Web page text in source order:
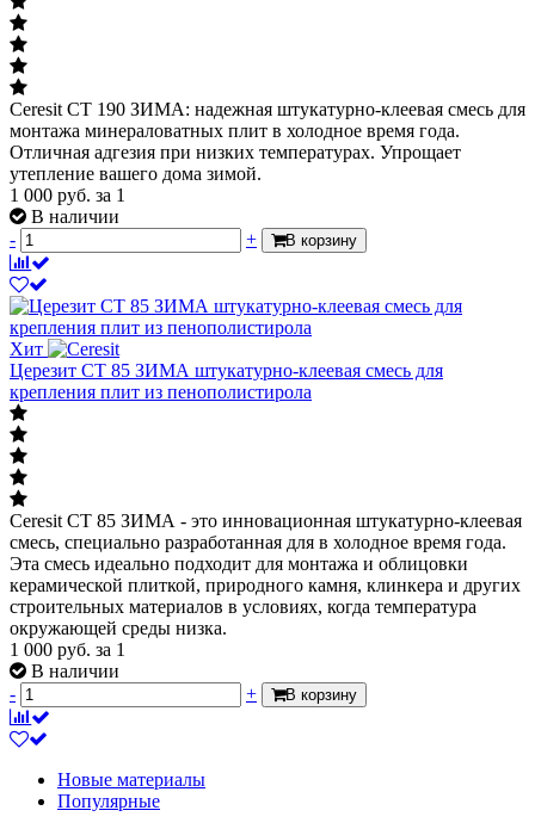
Ceresit CT 190 ЗИМА: надежная штукатурно-клеевая смесь для
монтажа минераловатных плит в холодное время года.
Отличная адгезия при низких температурах. Упрощает
утепление вашего дома зимой.
1 000 руб. за 1
В наличии
-
+ В корзину
Хит
Церезит СТ 85 ЗИМА штукатурно-клеевая смесь для
крепления плит из пенополистирола
Ceresit CT 85 ЗИМА - это инновационная штукатурно-клеевая
смесь, специально разработанная для в холодное время года.
Эта смесь идеально подходит для монтажа и облицовки
керамической плиткой, природного камня, клинкера и других
строительных материалов в условиях, когда температура
окружающей среды низка.
1 000 руб. за 1
В наличии
-
+ В корзину
Новые материалы
Популярные